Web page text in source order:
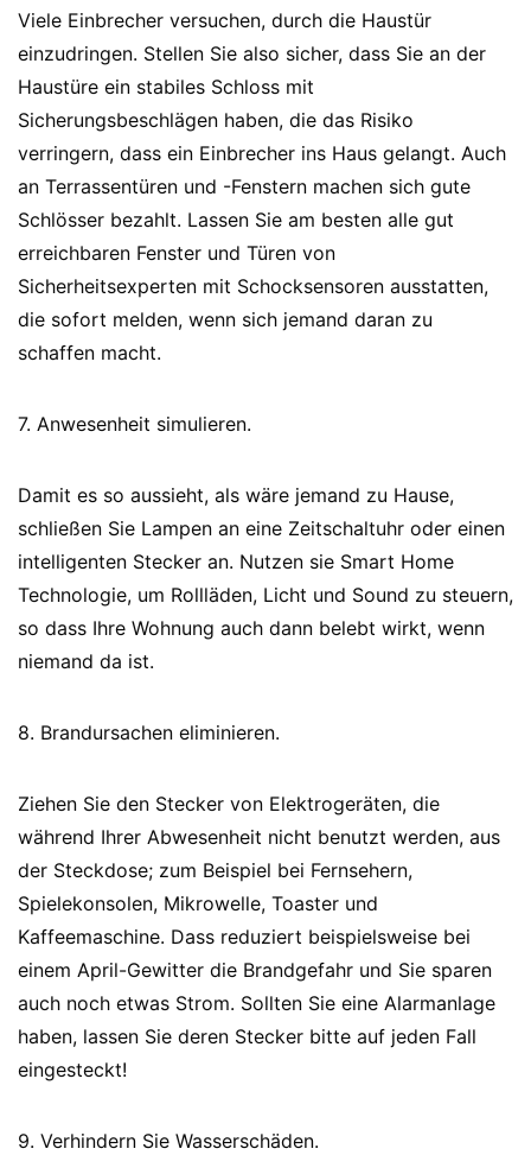
Viele Einbrecher versuchen, durch die Haustür
einzudringen. Stellen Sie also sicher, dass Sie an der
Haustüre ein stabiles Schloss mit
Sicherungsbeschlägen haben, die das Risiko
verringern, dass ein Einbrecher ins Haus gelangt. Auch
an Terrassentüren und -Fenstern machen sich gute
Schlösser bezahlt. Lassen Sie am besten alle gut
erreichbaren Fenster und Türen von
Sicherheitsexperten mit Schocksensoren ausstatten,
die sofort melden, wenn sich jemand daran zu
schaffen macht.
7. Anwesenheit simulieren.
Damit es so aussieht, als wäre jemand zu Hause,
schließen Sie Lampen an eine Zeitschaltuhr oder einen
intelligenten Stecker an. Nutzen sie Smart Home
Technologie, um Rollläden, Licht und Sound zu steuern,
so dass Ihre Wohnung auch dann belebt wirkt, wenn
niemand da ist.
8. Brandursachen eliminieren.
Ziehen Sie den Stecker von Elektrogeräten, die
während Ihrer Abwesenheit nicht benutzt werden, aus
der Steckdose; zum Beispiel bei Fernsehern,
Spielekonsolen, Mikrowelle, Toaster und
Kaffeemaschine. Dass reduziert beispielsweise bei
einem April-Gewitter die Brandgefahr und Sie sparen
auch noch etwas Strom. Sollten Sie eine Alarmanlage
haben, lassen Sie deren Stecker bitte auf jeden Fall
eingesteckt!
9. Verhindern Sie Wasserschäden.